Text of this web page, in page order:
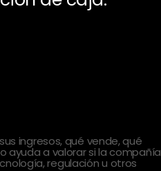
ingresos, qué vende, qué
ayuda a valorar si la compañía
regulación u otros